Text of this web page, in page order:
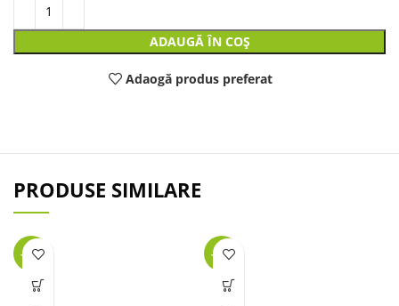
ADAUGĂ ÎN COȘ
Adaogă produs preferat
PRODUSE SIMILARE
-42% -48%